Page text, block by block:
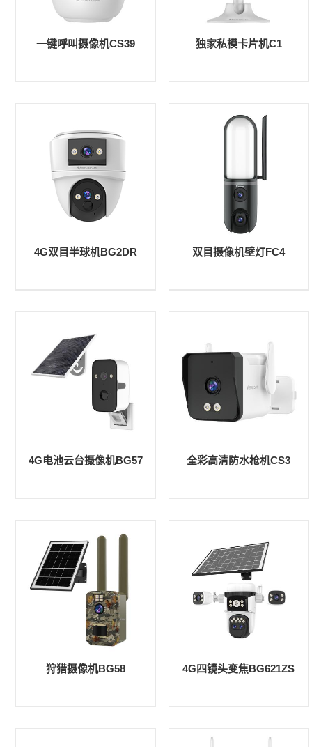
一键呼叫摄像机CS39 独家私模卡片机C1
4G双目半球机BG2DR 双目摄像机壁灯FC4
4G电池云台摄像机BG57 全彩高清防水枪机CS3
狩猎摄像机BG58 4G四镜头变焦BG621ZS